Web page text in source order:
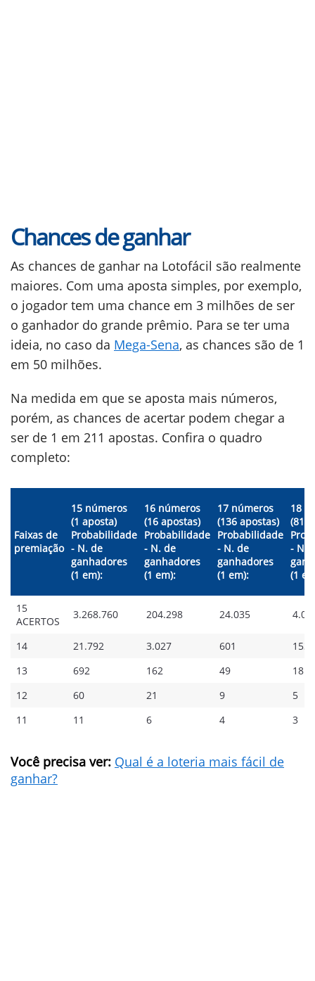
Chances de ganhar
As chances de ganhar na Lotofácil são realmente
maiores. Com uma aposta simples, por exemplo,
o jogador tem uma chance em 3 milhões de ser
o ganhador do grande prêmio. Para se ter uma
ideia, no caso da Mega-Sena, as chances são de 1
em 50 milhões.
Na medida em que se aposta mais números,
porém, as chances de acertar podem chegar a
ser de 1 em 211 apostas. Confira o quadro
completo:
Faixas de
premiação
15 números
(1 aposta)
Probabilidade
- N. de
ganhadores
(1 em):
16 números
(16 apostas)
Probabilidade
- N. de
ganhadores
(1 em):
17 números
(136 apostas)
Probabilidade
- N. de
ganhadores
(1 em):
18
(816
- N.
(1
15
ACERTOS
3.268.760 204.298 24.035
14 21.792 3.027 601
153
13
692 162 49
18
12
60 21 9
5
11
11 6 4 3
Você precisa ver: Qual é a loteria mais fácil de
ganhar?